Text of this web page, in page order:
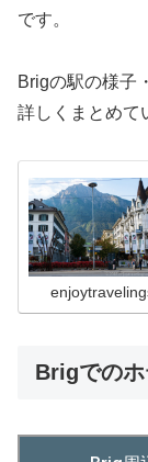
です。
Brigの駅の様子
詳しくまとめて
Brigでの